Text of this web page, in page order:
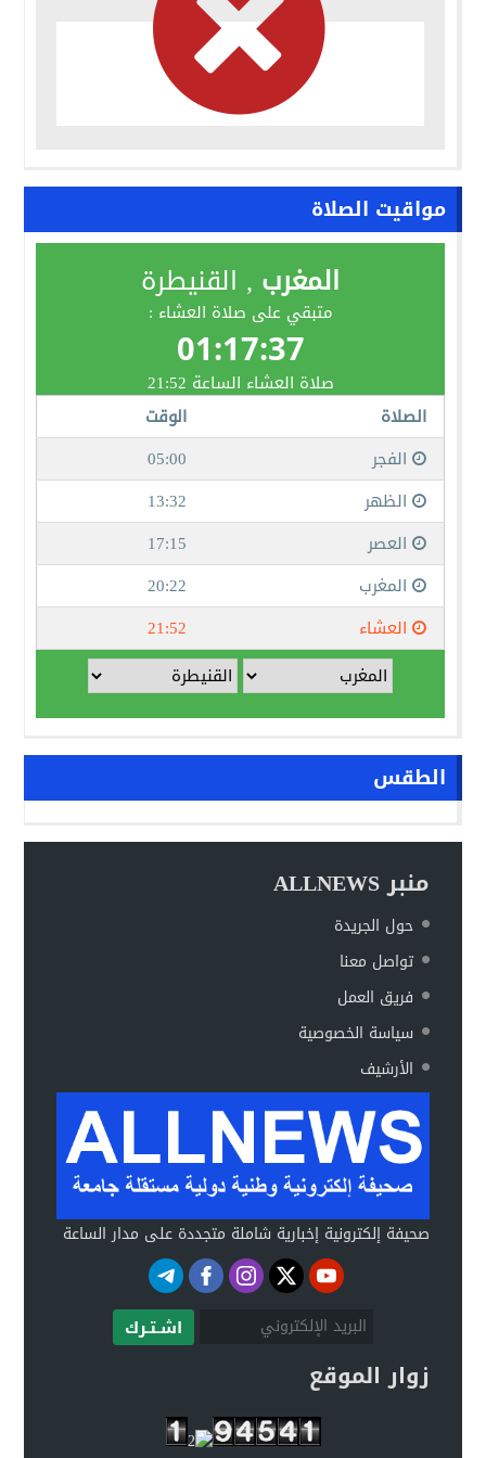
مواقيت الصلاة
الطقس
منبر ALLNEWS
حول الجريدة
تواصل معنا
فريق العمل
سياسة الخصوصية
الأرشيف
صحيفة إلكترونية إخبارية شاملة متجددة على مدار الساعة
اشـتـرك
زوار الموقع